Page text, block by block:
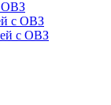
ОВЗ
с ОВЗ
с ОВЗ